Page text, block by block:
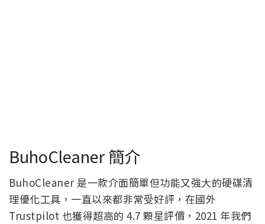
BuhoCleaner 簡介
BuhoCleaner 是一款介面簡單但功能又強大的硬碟清
理優化工具，一直以來都非常受好評，在國外
Trustpilot 也獲得超高的 4.7 顆星評價，2021 年我們